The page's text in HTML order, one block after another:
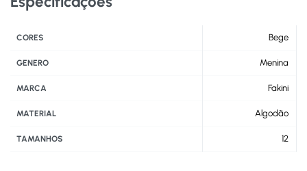
CORES Bege
GENERO Menina
MARCA Fakini
MATERIAL Algodão
TAMANHOS 12